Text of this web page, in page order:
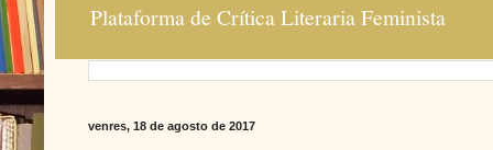
Plataforma de Crítica Literaria Feminista
venres, 18 de agosto de 2017